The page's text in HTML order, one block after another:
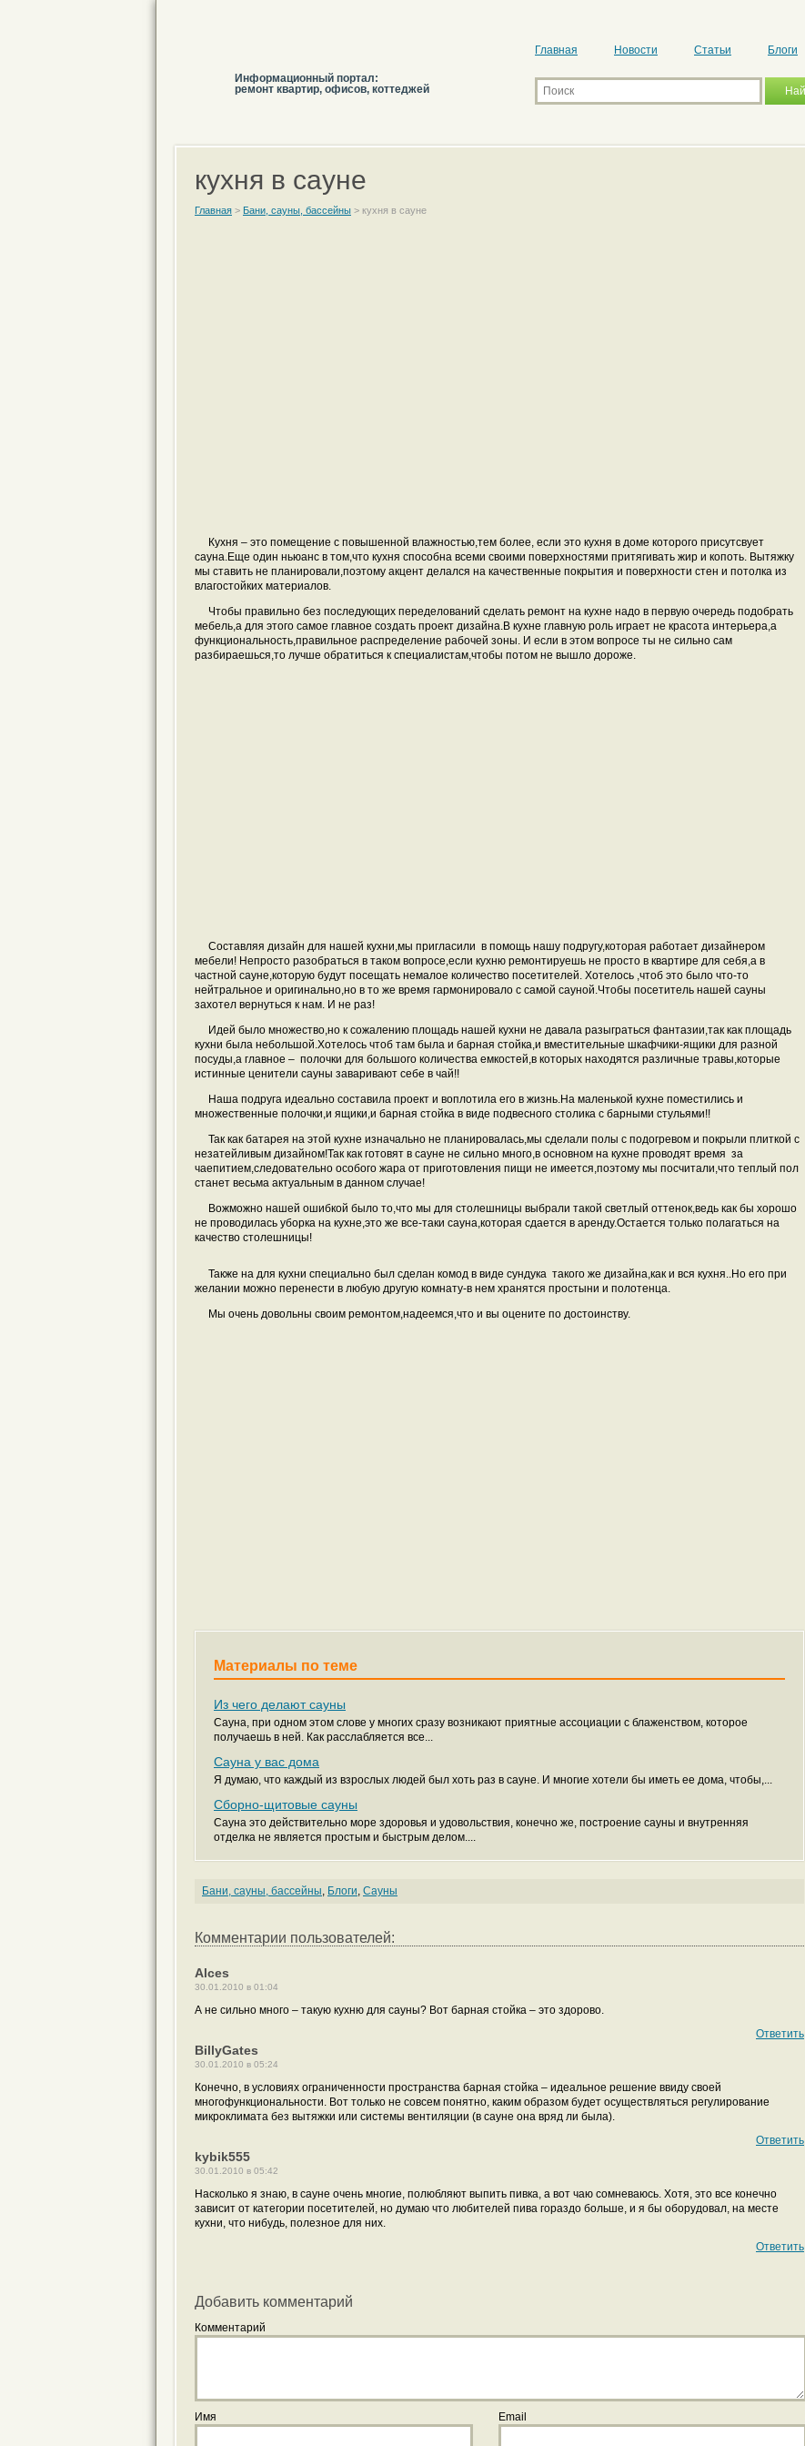
Информационный портал:
ремонт квартир, офисов, коттеджей
Главная Новости Статьи Блоги
кухня в сауне
Главная > Бани, сауны, бассейны > кухня в сауне
Кухня – это помещение с повышенной влажностью,тем более, если это кухня в доме которого присутсвует
сауна.Еще один ньюанс в том,что кухня способна всеми своими поверхностями притягивать жир и копоть. Вытяжку
мы ставить не планировали,поэтому акцент делался на качественные покрытия и поверхности стен и потолка из
влагостойких материалов.
Чтобы правильно без последующих переделований сделать ремонт на кухне надо в первую очередь подобрать
мебель,а для этого самое главное создать проект дизайна.В кухне главную роль играет не красота интерьера,а
функциональность,правильное распределение рабочей зоны. И если в этом вопросе ты не сильно сам
разбираешься,то лучше обратиться к специалистам,чтобы потом не вышло дороже.
Составляя дизайн для нашей кухни,мы пригласили в помощь нашу подругу,которая работает дизайнером
мебели! Непросто разобраться в таком вопросе,если кухню ремонтируешь не просто в квартире для себя,а в
частной сауне,которую будут посещать немалое количество посетителей. Хотелось ,чтоб это было что-то
нейтральное и оригинально,но в то же время гармонировало с самой сауной.Чтобы посетитель нашей сауны
захотел вернуться к нам. И не раз!
Идей было множество,но к сожалению площадь нашей кухни не давала разыграться фантазии,так как площадь
кухни была небольшой.Хотелось чтоб там была и барная стойка,и вместительные шкафчики-ящики для разной
посуды,а главное – полочки для большого количества емкостей,в которых находятся различные травы,которые
истинные ценители сауны заваривают себе в чай!!
Наша подруга идеально составила проект и воплотила его в жизнь.На маленькой кухне поместились и
множественные полочки,и ящики,и барная стойка в виде подвесного столика с барными стульями!!
Так как батарея на этой кухне изначально не планировалась,мы сделали полы с подогревом и покрыли плиткой с
незатейливым дизайном!Так как готовят в сауне не сильно много,в основном на кухне проводят время за
чаепитием,следовательно особого жара от приготовления пищи не имеется,поэтому мы посчитали,что теплый пол
станет весьма актуальным в данном случае!
Вожможно нашей ошибкой было то,что мы для столешницы выбрали такой светлый оттенок,ведь как бы хорошо
не проводилась уборка на кухне,это же все-таки сауна,которая сдается в аренду.Остается только полагаться на
качество столешницы!
Также на для кухни специально был сделан комод в виде сундука такого же дизайна,как и вся кухня..Но его при
желании можно перенести в любую другую комнату-в нем хранятся простыни и полотенца.
Мы очень довольны своим ремонтом,надеемся,что и вы оцените по достоинству.
Материалы по теме
Из чего делают сауны
Сауна, при одном этом слове у многих сразу возникают приятные ассоциации с блаженством, которое
получаешь в ней. Как расслабляется все...
Сауна у вас дома
Я думаю, что каждый из взрослых людей был хоть раз в сауне. И многие хотели бы иметь ее дома, чтобы,...
Сборно-щитовые сауны
Сауна это действительно море здоровья и удовольствия, конечно же, построение сауны и внутренняя
отделка не является простым и быстрым делом....
Бани, сауны, бассейны, Блоги, Сауны
Комментарии пользователей:
Alces
30.01.2010 в 01:04
А не сильно много – такую кухню для сауны? Вот барная стойка – это здорово.
Ответить
BillyGates
30.01.2010 в 05:24
Конечно, в условиях ограниченности пространства барная стойка – идеальное решение ввиду своей
многофункциональности. Вот только не совсем понятно, каким образом будет осуществляться регулирование
микроклимата без вытяжки или системы вентиляции (в сауне она вряд ли была).
Ответить
kybik555
30.01.2010 в 05:42
Насколько я знаю, в сауне очень многие, полюбляют выпить пивка, а вот чаю сомневаюсь. Хотя, это все конечно
зависит от категории посетителей, но думаю что любителей пива гораздо больше, и я бы оборудовал, на месте
кухни, что нибудь, полезное для них.
Ответить
Добавить комментарий
Комментарий
Имя Email